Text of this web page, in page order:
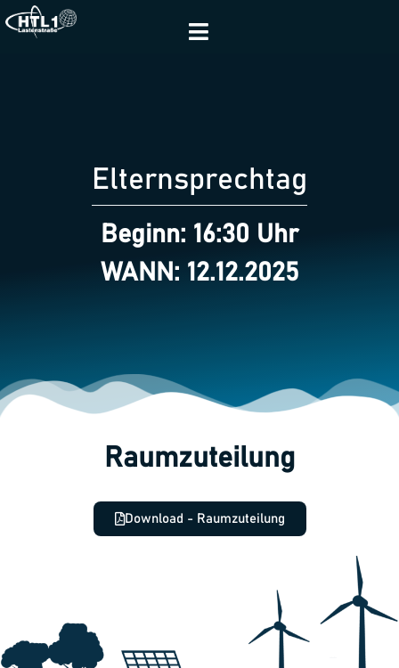
Elternsprechtag
Beginn: 16:30 Uhr
WANN: 12.12.2025
Raumzuteilung
Download - Raumzuteilung